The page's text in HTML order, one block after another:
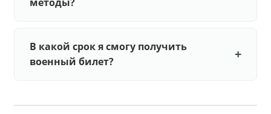
В какой срок я смогу получить
военный билет?